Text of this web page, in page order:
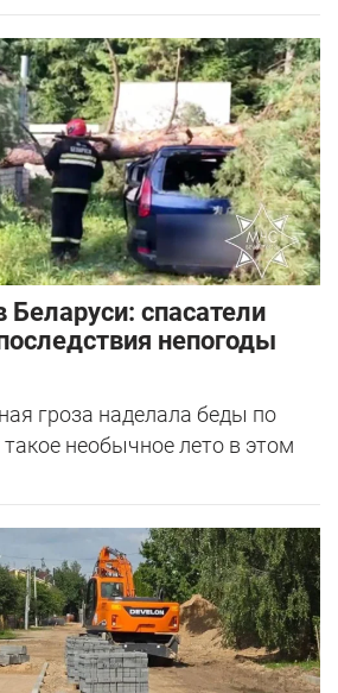
Беларуси: спасатели
непогоды
гроза наделала беды по
необычное лето в этом